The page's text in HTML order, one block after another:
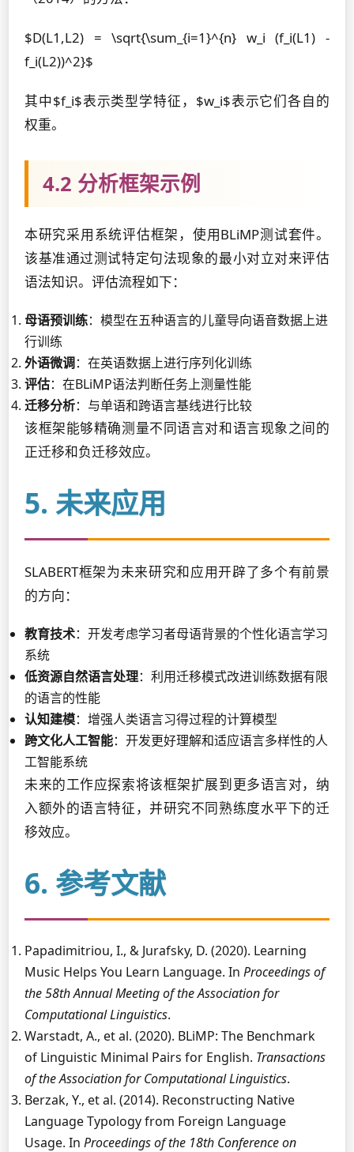
$D(L1,L2) = \sqrt{\sum_{i=1}^{n} w_i (f_i(L1) -
f_i(L2))^2}$
其中$f_i$表示类型学特征，$w_i$表示它们各自的
权重。
4.2 分析框架示例
本研究采用系统评估框架，使用BLiMP测试套件。
该基准通过测试特定句法现象的最小对立对来评估
语法知识。评估流程如下：
母语预训练：模型在五种语言的儿童导向语音数据上进
行训练
外语微调：在英语数据上进行序列化训练
评估：在BLiMP语法判断任务上测量性能
迁移分析：与单语和跨语言基线进行比较
该框架能够精确测量不同语言对和语言现象之间的
正迁移和负迁移效应。
5. 未来应用
SLABERT框架为未来研究和应用开辟了多个有前景
的方向：
教育技术：开发考虑学习者母语背景的个性化语言学习
系统
低资源自然语言处理：利用迁移模式改进训练数据有限
的语言的性能
认知建模：增强人类语言习得过程的计算模型
跨文化人工智能：开发更好理解和适应语言多样性的人
工智能系统
未来的工作应探索将该框架扩展到更多语言对，纳
入额外的语言特征，并研究不同熟练度水平下的迁
移效应。
6. 参考文献
Papadimitriou, I., & Jurafsky, D. (2020). Learning
Music Helps You Learn Language. In Proceedings of
the 58th Annual Meeting of the Association for
Computational Linguistics.
Warstadt, A., et al. (2020). BLiMP: The Benchmark
of Linguistic Minimal Pairs for English. Transactions
of the Association for Computational Linguistics.
Berzak, Y., et al. (2014). Reconstructing Native
Language Typology from Foreign Language
Usage. In Proceedings of the 18th Conference on